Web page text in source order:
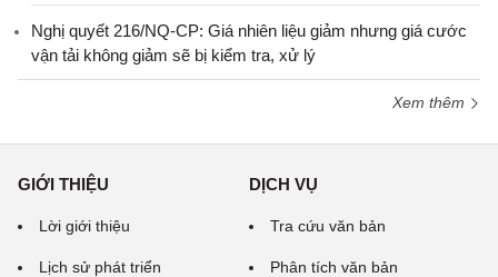
Nghị quyết 216/NQ-CP: Giá nhiên liệu giảm nhưng giá cước
vận tải không giảm sẽ bị kiểm tra, xử lý
Xem thêm
GIỚI THIỆU
Lời giới thiệu
Lịch sử phát triển
DỊCH VỤ
Tra cứu văn bản
Phân tích văn bản